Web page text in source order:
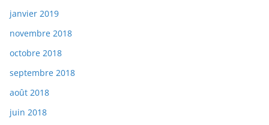
janvier 2019
novembre 2018
octobre 2018
septembre 2018
août 2018
juin 2018